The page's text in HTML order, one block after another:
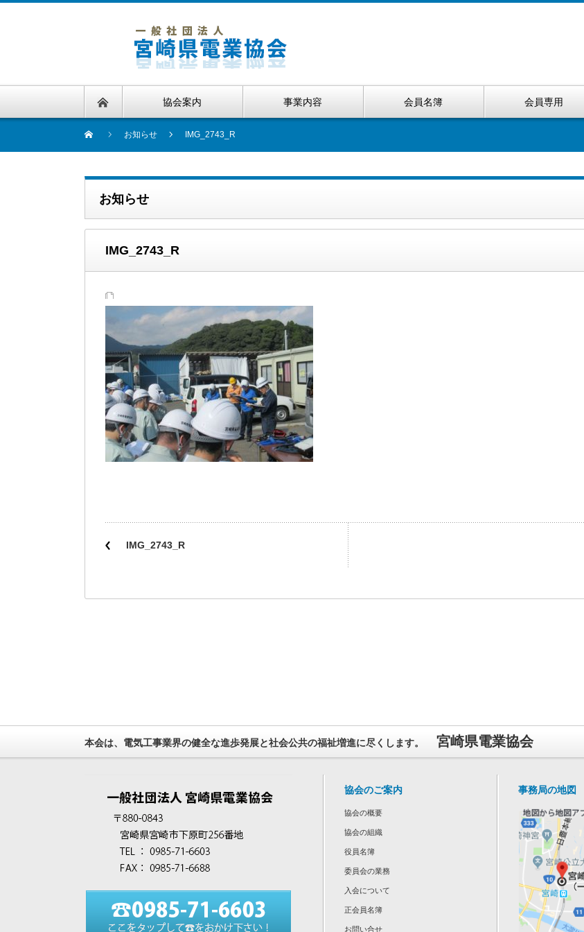
協会案内 事業内容 会員名簿 会員専用
お知らせ IMG_2743_R
お知らせ
IMG_2743_R
IMG_2743_R
本会は、電気工事業界の健全な進歩発展と社会公共の福祉増進に尽くします。 宮崎県電業協会
協会のご案内
協会の概要
協会の組織
役員名簿
委員会の業務
入会について
正会員名簿
お問い合せ
事務局の地図